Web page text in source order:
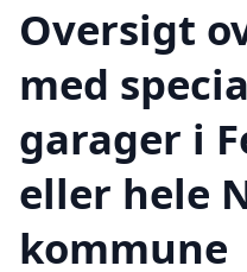
Oversigt
med
garager i
eller hele
kommune